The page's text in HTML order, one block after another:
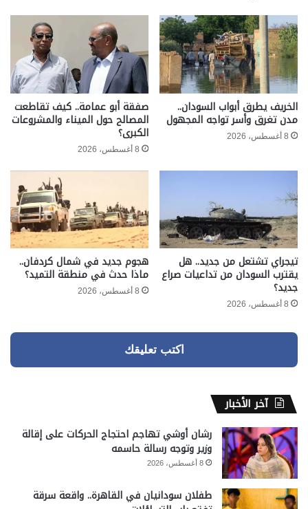
الخريف يطرق أبواب السودان..
مدن تغرق وأسر تواجه المجهول
8 أغسطس، 2026
صفقة أبو عمامة.. كيف تقاطعت
المصالح حول الميناء والمشروعات
الكبرى؟
8 أغسطس، 2026
تيجراي تشتعل من جديد.. هل
يقترب السودان من تداعيات صراع
جديد؟
8 أغسطس، 2026
هجوم جديد في شمال كردفان..
ماذا حدث في منطقة التميد؟
8 أغسطس، 2026
اكتب تعليقك
آخر الأخبار
رشان أوشي تهاجم احتجاج الحركات على إقالة
وزير وتوجه رسالة حاسمه
8 أغسطس، 2026
طفلان سودانيان في القاهرة.. واقعة سرقة